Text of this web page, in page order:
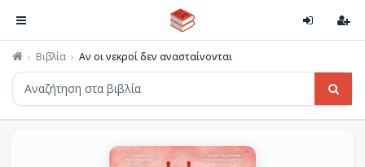
Βιβλία Αν οι νεκροί δεν ανασταίνονται